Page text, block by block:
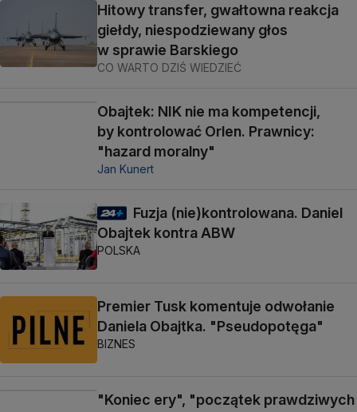
Hitowy transfer, gwałtowna reakcja
giełdy, niespodziewany głos
w sprawie Barskiego
CO WARTO DZIŚ WIEDZIEĆ
Obajtek: NIK nie ma kompetencji,
by kontrolować Orlen. Prawnicy:
"hazard moralny"
Jan Kunert
Fuzja (nie)kontrolowana. Daniel
Obajtek kontra ABW
POLSKA
Premier Tusk komentuje odwołanie
Daniela Obajtka. "Pseudopotęga"
BIZNES
"Koniec ery", "początek prawdziwych